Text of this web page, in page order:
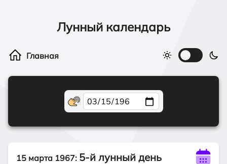
Лунный календарь
15 марта 1967: 5-й лунный день